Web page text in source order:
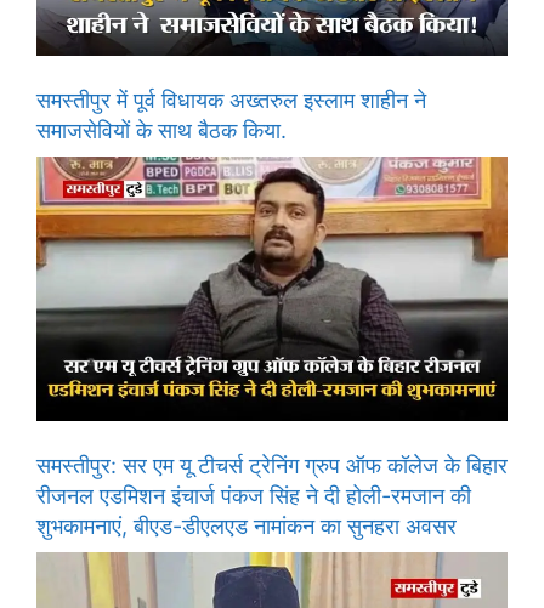
समस्तीपुर में पूर्व विधायक अख्तरुल इस्लाम शाहीन ने
समाजसेवियों के साथ बैठक किया.
समस्तीपुर: सर एम यू टीचर्स ट्रेनिंग ग्रुप ऑफ कॉलेज के बिहार
रीजनल एडमिशन इंचार्ज पंकज सिंह ने दी होली-रमजान की
शुभकामनाएं, बीएड-डीएलएड नामांकन का सुनहरा अवसर